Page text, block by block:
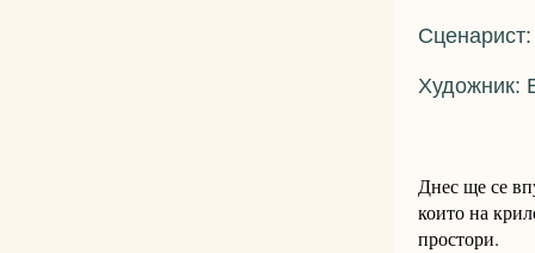
Художник:
Днес ще се
които на
простори.